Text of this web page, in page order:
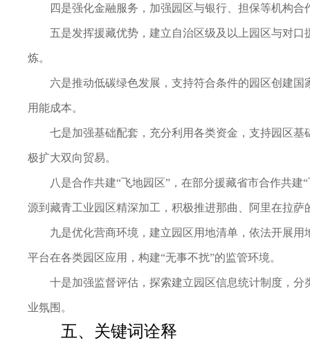
四是强化金融服务，加强园区与银行、担保等机构
五是发挥援藏优势，建立自治区级及以上园区与对
炼。
六是推动低碳绿色发展，支持符合条件的园区创建
用能成本。
七是加强基础配套，充分利用各类资金，支持园区
极扩大双向贸易。
八是合作共建“飞地园区”，在部分援藏省市合作共
源到藏青工业园区精深加工，积极推进那曲、阿里在拉萨
九是优化营商环境，建立园区用地清单，依法开展
平台在各类园区应用，构建“无事不扰”的监管环境。
十是加强监督评估，探索建立园区信息统计制度，
业氛围。
五、关键词诠释